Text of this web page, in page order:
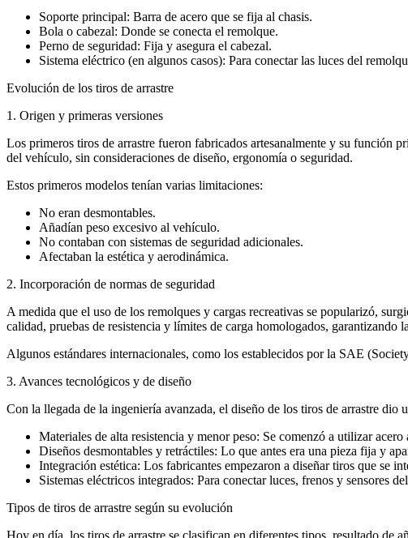
Soporte principal: Barra de acero que se fija al chasis.
Bola o cabezal: Donde se conecta el remolque.
Perno de seguridad: Fija y asegura el cabezal.
Sistema eléctrico (en algunos casos): Para conectar las luces del
Evolución de los tiros de arrastre
1. Origen y primeras versiones
Los primeros tiros de arrastre fueron fabricados artesanalmente y su función
del vehículo, sin consideraciones de diseño, ergonomía o seguridad.
Estos primeros modelos tenían varias limitaciones:
No eran desmontables.
Añadían peso excesivo al vehículo.
No contaban con sistemas de seguridad adicionales.
Afectaban la estética y aerodinámica.
2. Incorporación de normas de seguridad
A medida que el uso de los remolques y cargas recreativas se popularizó,
calidad, pruebas de resistencia y límites de carga homologados,
Algunos estándares internacionales, como los establecidos por la SAE
3. Avances tecnológicos y de diseño
Con la llegada de la ingeniería avanzada, el diseño de los tiros de arrastre
Materiales de alta resistencia y menor peso: Se comenzó a utilizar
Diseños desmontables y retráctiles: Lo que antes era una pieza fija y
Integración estética: Los fabricantes empezaron a diseñar tiros que se
Sistemas eléctricos integrados: Para conectar luces, frenos y sensores
Tipos de tiros de arrastre según su evolución